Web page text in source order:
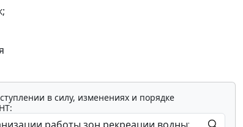
в силу, изменениях и порядке